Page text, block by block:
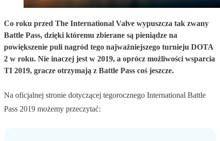
Co roku przed The International Valve wypuszcza tak zwany
Battle Pass, dzięki któremu zbierane są pieniądze na
powiększenie puli nagród tego najważniejszego turnieju DOTA
2 w roku. Nie inaczej jest w 2019, a oprócz możliwości wsparcia
TI 2019, gracze otrzymają z Battle Pass coś jeszcze.
Na oficjalnej stronie dotyczącej tegorocznego International Battle
Pass 2019 możemy przeczytać: